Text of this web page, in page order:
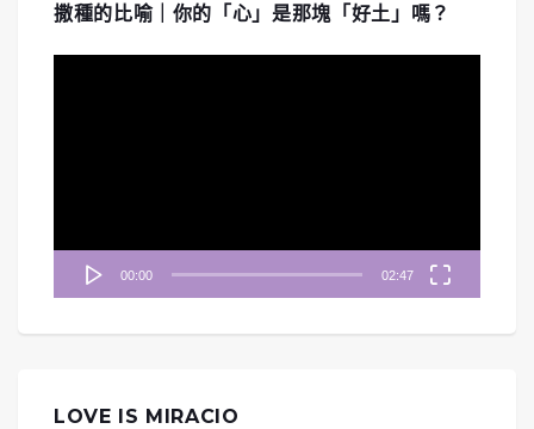
撒種的比喻｜你的「心」是那塊「好土」嗎？
00:00 02:47
LOVE IS MIRACIO